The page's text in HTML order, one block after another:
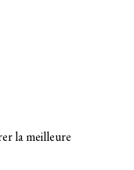
la meilleure